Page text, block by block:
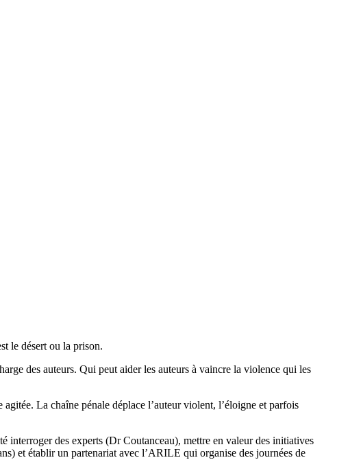
le désert ou la prison.
des auteurs. Qui peut aider les auteurs à vaincre la violence qui les
La chaîne pénale déplace l’auteur violent, l’éloigne et parfois
interroger des experts (Dr Coutanceau), mettre en valeur des initiatives
et établir un partenariat avec l’ARILE qui organise des journées de